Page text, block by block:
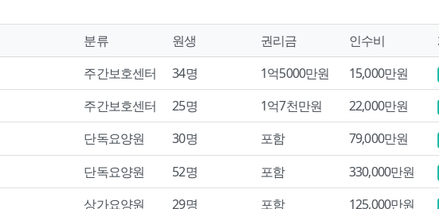
분류 원생 권리금 인수비
주간보호센터 34명 1억5000만원 15,000만원
주간보호센터 25명 1억7천만원 22,000만원
단독요양원 30명 포함 79,000만원
단독요양원 52명 포함 330,000만원
상가요양원 29명 포함 125,000만원